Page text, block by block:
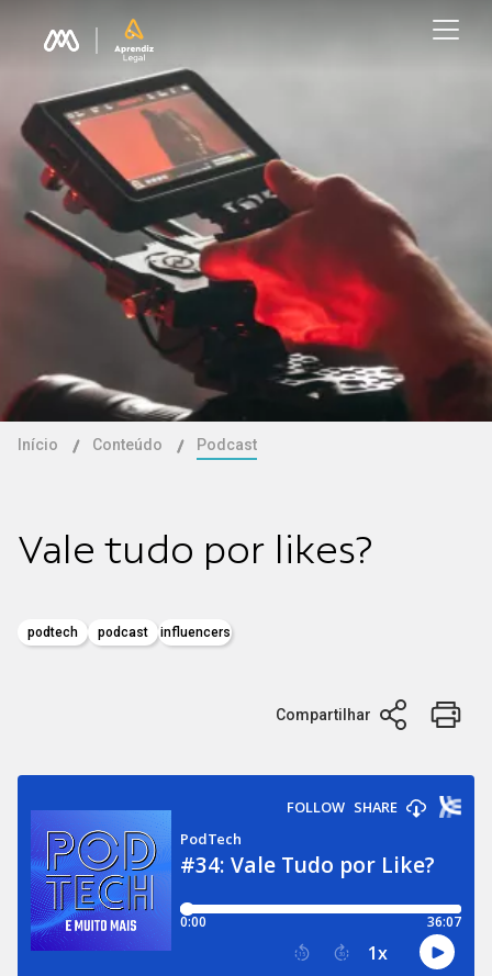
Início Conteúdo Podcast
Vale tudo por likes?
podtech podcast influencers
Compartilhar